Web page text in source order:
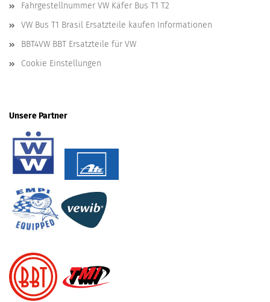
Fahrgestellnummer VW Käfer Bus T1 T2
VW Bus T1 Brasil Ersatzteile kaufen Informationen
BBT4VW BBT Ersatzteile für VW
Cookie Einstellungen
Unsere Partner